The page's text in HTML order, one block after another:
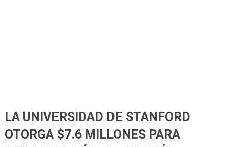
LA UNIVERSIDAD DE STANFORD
OTORGA $7.6 MILLONES PARA